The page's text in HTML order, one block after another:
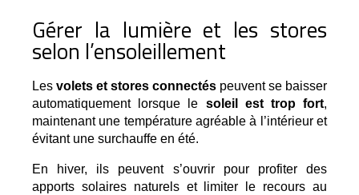
Gérer la lumière et les stores
selon l’ensoleillement
Les volets et stores connectés peuvent se baisser
automatiquement lorsque le soleil est trop fort,
maintenant une température agréable à l’intérieur et
évitant une surchauffe en été.
En hiver, ils peuvent s’ouvrir pour profiter des
apports solaires naturels et limiter le recours au